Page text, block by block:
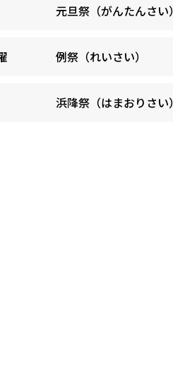
元旦祭（がんたんさい）
例祭（れいさい）
浜降祭（はまおりさい）